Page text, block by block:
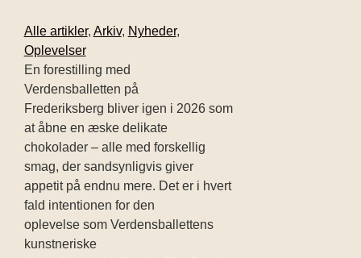
Alle artikler, Arkiv, Nyheder,
Oplevelser
En forestilling med
Verdensballetten på
Frederiksberg bliver igen i 2026 som
at åbne en æske delikate
chokolader – alle med forskellig
smag, der sandsynligvis giver
appetit på endnu mere. Det er i hvert
fald intentionen for den
oplevelse som Verdensballettens
kunstneriske